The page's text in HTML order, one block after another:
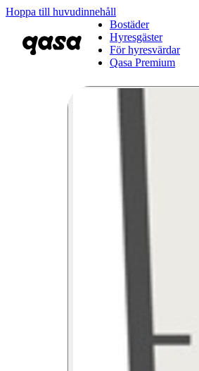
Hoppa till huvudinnehåll
Bostäder
Hyresgäster
För hyresvärdar
Qasa Premium